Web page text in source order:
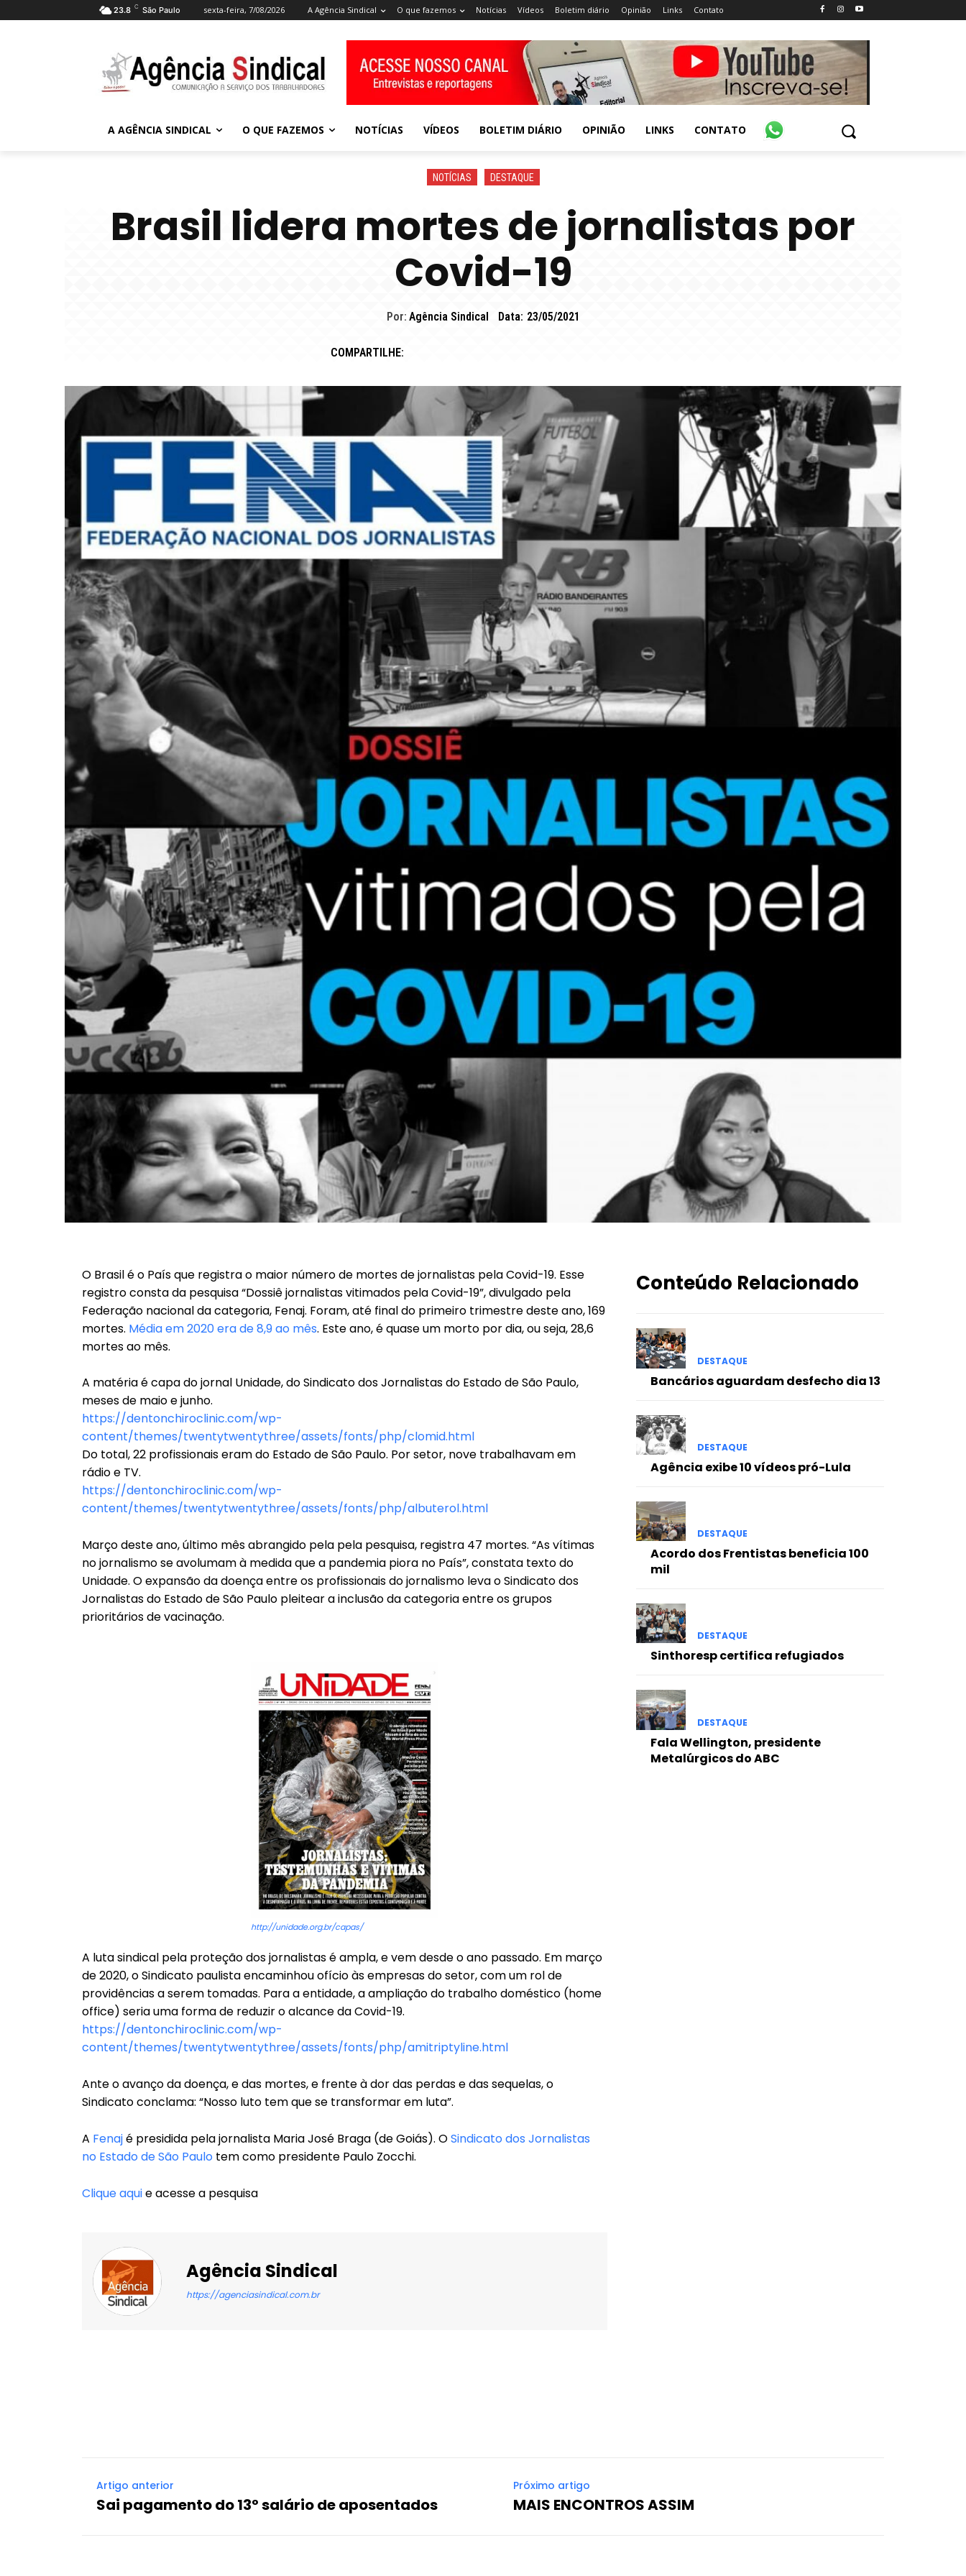
23.8 C São Paulo sexta-feira, 7/08/2026 A Agência Sindical O que fazemos Notícias Vídeos Boletim diário Opinião Links Contato
A AGÊNCIA SINDICAL O QUE FAZEMOS NOTÍCIAS VÍDEOS BOLETIM DIÁRIO OPINIÃO LINKS CONTATO
NOTÍCIAS DESTAQUE
Brasil lidera mortes de jornalistas por
Covid-19
Por: Agência Sindical Data: 23/05/2021
COMPARTILHE:
O Brasil é o País que registra o maior número de mortes de jornalistas pela Covid-19. Esse
registro consta da pesquisa “Dossiê jornalistas vitimados pela Covid-19”, divulgado pela
Federação nacional da categoria, Fenaj. Foram, até final do primeiro trimestre deste ano, 169
mortes. Média em 2020 era de 8,9 ao mês. Este ano, é quase um morto por dia, ou seja, 28,6
mortes ao mês.
A matéria é capa do jornal Unidade, do Sindicato dos Jornalistas do Estado de São Paulo,
meses de maio e junho.
https://dentonchiroclinic.com/wp-
content/themes/twentytwentythree/assets/fonts/php/clomid.html
Do total, 22 profissionais eram do Estado de São Paulo. Por setor, nove trabalhavam em
rádio e TV.
https://dentonchiroclinic.com/wp-
content/themes/twentytwentythree/assets/fonts/php/albuterol.html
Março deste ano, último mês abrangido pela pela pesquisa, registra 47 mortes. “As vítimas
no jornalismo se avolumam à medida que a pandemia piora no País”, constata texto do
Unidade. O expansão da doença entre os profissionais do jornalismo leva o Sindicato dos
Jornalistas do Estado de São Paulo pleitear a inclusão da categoria entre os grupos
prioritários de vacinação.
http://unidade.org.br/capas/
A luta sindical pela proteção dos jornalistas é ampla, e vem desde o ano passado. Em março
de 2020, o Sindicato paulista encaminhou ofício às empresas do setor, com um rol de
providências a serem tomadas. Para a entidade, a ampliação do trabalho doméstico (home
office) seria uma forma de reduzir o alcance da Covid-19.
https://dentonchiroclinic.com/wp-
content/themes/twentytwentythree/assets/fonts/php/amitriptyline.html
Ante o avanço da doença, e das mortes, e frente à dor das perdas e das sequelas, o
Sindicato conclama: “Nosso luto tem que se transformar em luta”.
A Fenajé presidida pela jornalista Maria José Braga (de Goiás). OSindicato dos Jornalistas
no Estado de São Paulo tem como presidente Paulo Zocchi.
Clique aquie acesse a pesquisa
Agência Sindical
https://agenciasindical.com.br
Conteúdo Relacionado
DESTAQUE
Bancários aguardam desfecho dia 13
DESTAQUE
Agência exibe 10 vídeos pró-Lula
DESTAQUE
Acordo dos Frentistas beneficia 100
mil
DESTAQUE
Sinthoresp certifica refugiados
DESTAQUE
Fala Wellington, presidente
Metalúrgicos do ABC
Artigo anterior
Sai pagamento do 13º salário de aposentados
Próximo artigo
MAIS ENCONTROS ASSIM